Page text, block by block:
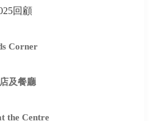
回顧
Corner
及餐廳
the Centre